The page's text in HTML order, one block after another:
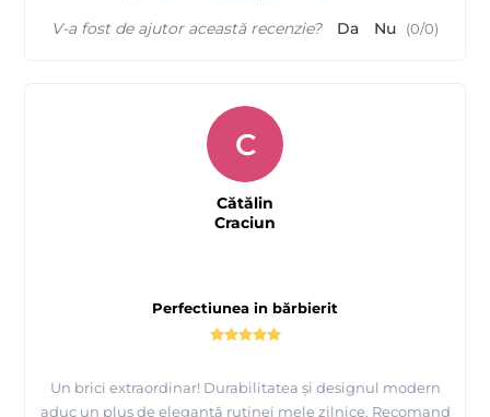
V-a fost de ajutor această recenzie? Da Nu (0/0)
Perfectiunea in bărbierit
Un brici extraordinar! Durabilitatea și designul modern
aduc un plus de eleganță rutinei mele zilnice. Recomand
C
Cătălin
Craciun